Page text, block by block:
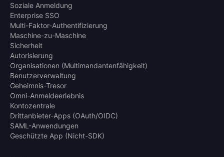
Soziale Anmeldung
Enterprise SSO
Multi-Faktor-Authentifizierung
Maschine-zu-Maschine
Sicherheit
Autorisierung
Organisationen (Multimandantenfähigkeit)
Benutzerverwaltung
Geheimnis-Tresor
Omni-Anmeldeerlebnis
Kontozentrale
Drittanbieter-Apps (OAuth/OIDC)
SAML-Anwendungen
Geschützte App (Nicht-SDK)